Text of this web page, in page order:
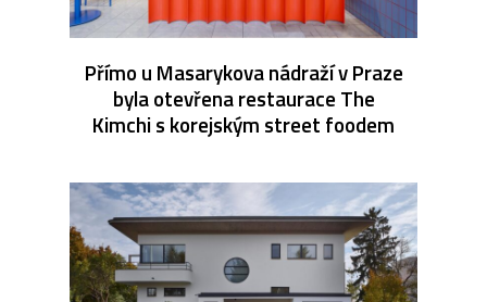
Přímo u Masarykova nádraží v Praze
byla otevřena restaurace The
Kimchi s korejským street foodem